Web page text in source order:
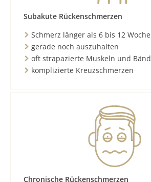
Subakute Rückenschmerzen
Schmerz länger als 6 bis 12
gerade noch auszuhalten
oft strapazierte Muskeln und
komplizierte Kreuzschmerzen
Chronische Rückenschmerzen